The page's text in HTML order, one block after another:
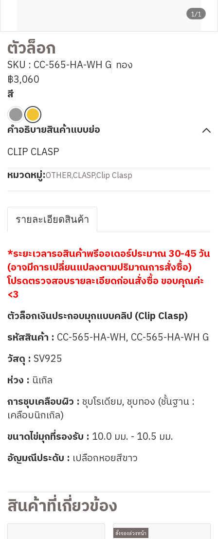
1/1
ตัวล็อก
SKU : CC-565-HA-WH G ทอง
฿3,060
สี
คำอธิบายสินค้าแบบย่อ
CLIP CLASP
หมวดหมู่:OTHER,CLASP,Clip Clasp
รายละเอียดสินค้า
*ระยะเวลารอสินค้าพรีออเดอร์ประมาณ 30-45 วัน
(อาจมีการเปลี่ยนแปลงตามปริมาณการสั่งซื้อ)
โปรดตรวจสอบรายละเอียดก่อนสั่งซื้อ ขอบคุณค่ะ
<3
ตัวล็อกเงินประกอบมุกแบบคลิป (Clip Clasp)
รหัสสินค้า : CC-565-HA-WH, CC-565-HA-WH G
วัสดุ : SV925
ห่วง : นิเกิล
การชุบเคลือบผิว : ชุบโรเดียม, ชุบทอง (ชั้นฐาน :
เคลือบนิกเกิล)
ขนาดไข่มุกที่รองรับ : 10.0 มม. - 10.5 มม.
อัญมณีประดับ : เปลือกหอยสีขาว
สินค้าที่เกี่ยวข้อง
สั่งจองล่วงหน้า